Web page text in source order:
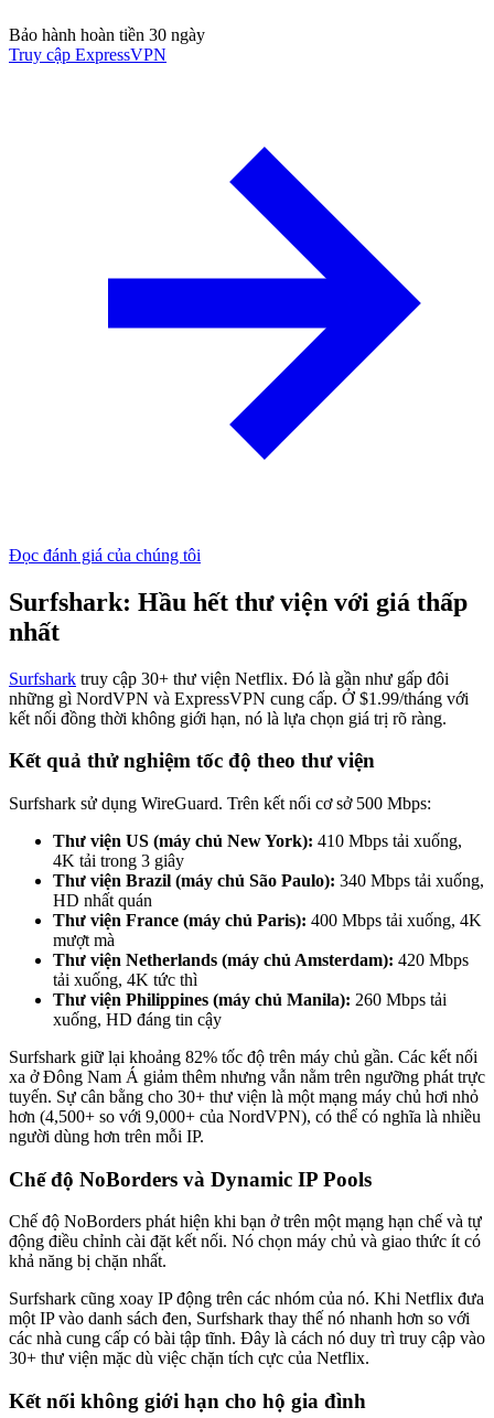
Bảo hành hoàn tiền 30 ngày
Truy cập ExpressVPN
Đọc đánh giá của chúng tôi
Surfshark: Hầu hết thư viện với giá thấp
nhất
Surfshark truy cập 30+ thư viện Netflix. Đó là gần như gấp đôi
những gì NordVPN và ExpressVPN cung cấp. Ở $1.99/tháng với
kết nối đồng thời không giới hạn, nó là lựa chọn giá trị rõ ràng.
Kết quả thử nghiệm tốc độ theo thư viện
Surfshark sử dụng WireGuard. Trên kết nối cơ sở 500 Mbps:
Thư viện US (máy chủ New York): 410 Mbps tải xuống,
4K tải trong 3 giây
Thư viện Brazil (máy chủ São Paulo): 340 Mbps tải xuống,
HD nhất quán
Thư viện France (máy chủ Paris): 400 Mbps tải xuống, 4K
mượt mà
Thư viện Netherlands (máy chủ Amsterdam): 420 Mbps
tải xuống, 4K tức thì
Thư viện Philippines (máy chủ Manila): 260 Mbps tải
xuống, HD đáng tin cậy
Surfshark giữ lại khoảng 82% tốc độ trên máy chủ gần. Các kết nối
xa ở Đông Nam Á giảm thêm nhưng vẫn nằm trên ngưỡng phát trực
tuyến. Sự cân bằng cho 30+ thư viện là một mạng máy chủ hơi nhỏ
hơn (4,500+ so với 9,000+ của NordVPN), có thể có nghĩa là nhiều
người dùng hơn trên mỗi IP.
Chế độ NoBorders và Dynamic IP Pools
Chế độ NoBorders phát hiện khi bạn ở trên một mạng hạn chế và tự
động điều chỉnh cài đặt kết nối. Nó chọn máy chủ và giao thức ít có
khả năng bị chặn nhất.
Surfshark cũng xoay IP động trên các nhóm của nó. Khi Netflix đưa
một IP vào danh sách đen, Surfshark thay thế nó nhanh hơn so với
các nhà cung cấp có bài tập tĩnh. Đây là cách nó duy trì truy cập vào
30+ thư viện mặc dù việc chặn tích cực của Netflix.
Kết nối không giới hạn cho hộ gia đình